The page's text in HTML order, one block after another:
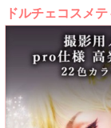
ドルチェコスメ